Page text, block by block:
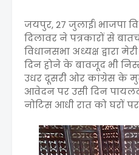
जयपुर, 27 जुलाई। भाजपा
दिलावर ने पत्रकारों से
विधानसभा अध्यक्ष द्वारा
दिन होने के बावजूद भी
उधर दूसरी ओर कांग्रेस के
आवेदन पर उसी दिन
नोटिस आधी रात को घरों